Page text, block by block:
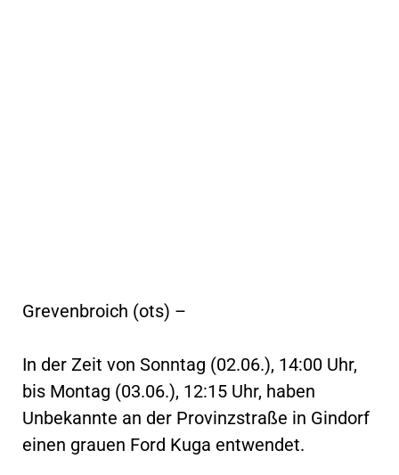
Grevenbroich (ots) –
In der Zeit von Sonntag (02.06.), 14:00 Uhr,
bis Montag (03.06.), 12:15 Uhr, haben
Unbekannte an der Provinzstraße in Gindorf
einen grauen Ford Kuga entwendet.